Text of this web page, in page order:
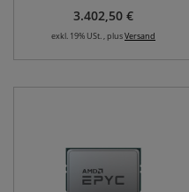
3.402,50 €
exkl. 19% USt. , plusVersand